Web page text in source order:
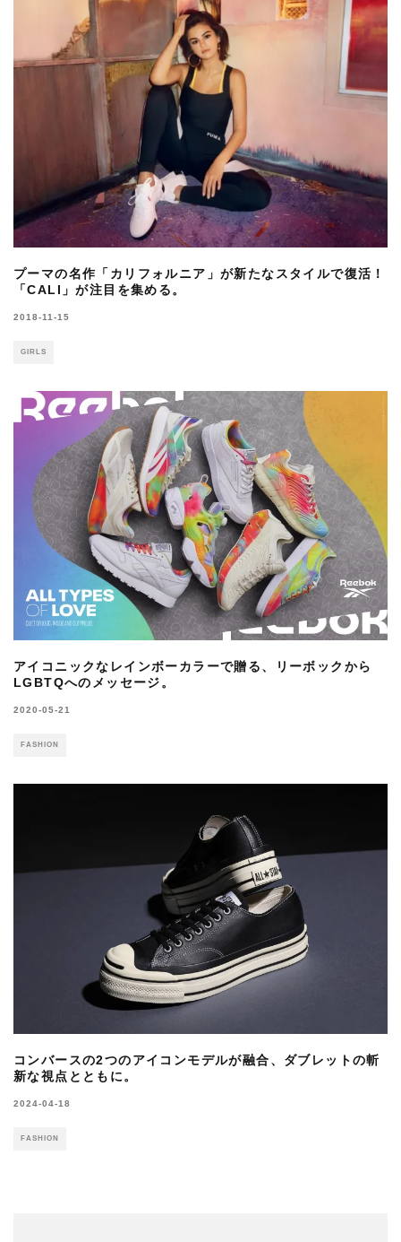
プーマの名作「カリフォルニア」が新たなスタイルで復活！
「CALI」が注目を集める。
2018-11-15
GIRLS
アイコニックなレインボーカラーで贈る、リーボックから
LGBTQへのメッセージ。
2020-05-21
FASHION
コンバースの2つのアイコンモデルが融合、ダブレットの斬
新な視点とともに。
2024-04-18
FASHION